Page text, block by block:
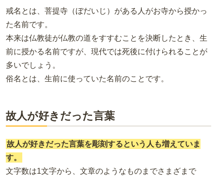
戒名とは、菩提寺（ぼだいじ）がある人がお寺から授かっ
た名前です。
本来は仏教徒が仏教の道をすすむことを決断したとき、生
前に授かる名前ですが、現代では死後に付けられることが
多いでしょう。
俗名とは、生前に使っていた名前のことです。
故人が好きだった言葉
故人が好きだった言葉を彫刻するという人も増えていま
す。
文字数は1文字から、文章のようなものまでさまざまで